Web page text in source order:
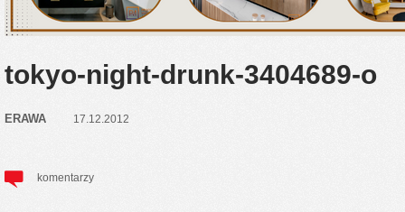
tokyo-night-drunk-3404689-o
ERAWA 17.12.2012
komentarzy